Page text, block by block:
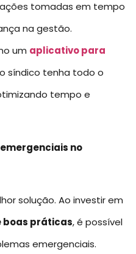
tomadas em tempo
na gestão.
um aplicativo para
síndico tenha todo o
tempo e
no
solução. Ao investir em
boas práticas, é possível
emergenciais.